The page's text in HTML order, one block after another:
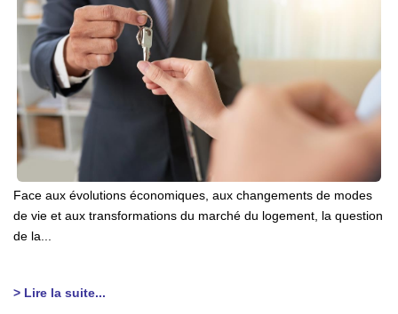
Face aux évolutions économiques, aux changements de modes
de vie et aux transformations du marché du logement, la question
de la...
> Lire la suite...